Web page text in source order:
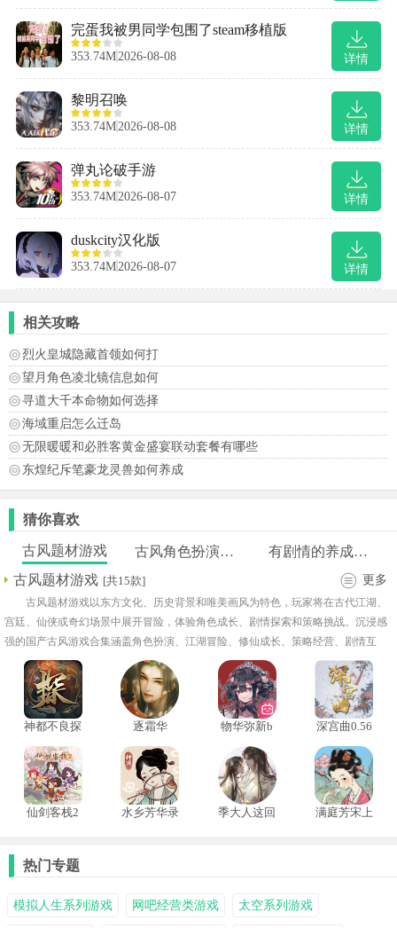
详情
完蛋我被男同学包围了steam移植版
353.74M 2026-08-08
详情
黎明召唤
353.74M 2026-08-08
详情
弹丸论破手游
353.74M 2026-08-07
详情
duskcity汉化版
353.74M 2026-08-07
相关攻略
烈火皇城隐藏首领如何打
望月角色凌北镜信息如何
寻道大千本命物如何选择
海域重启怎么迁岛
无限暖暖和必胜客黄金盛宴联动套餐有哪些
东煌纪斥笔豪龙灵兽如何养成
猜你喜欢
古风题材游戏 古风角色扮演游戏
有剧情的养成游戏
古风题材游戏 [共15款] 更多
古风题材游戏以东方文化、历史背景和唯美画风为特色，玩家将在古代江湖、
宫廷、仙侠或奇幻场景中展开冒险，体验角色成长、剧情探索和策略挑战。沉浸感
强的国产古风游戏合集涵盖角色扮演、江湖冒险、修仙成长、策略经营、剧情互
动、战斗竞技和收集养成等丰富内容。玩家可以进入不同朝代背景或架空世界，扮
演侠客、修行者、将领等角色，通过完成任务、提升实力和探索地图，逐步揭开隐
藏故事。
神都不良探
逐霜华
物华弥新b
深宫曲0.56
仙剑客栈2
水乡芳华录
季大人这回
满庭芳宋上
热门专题
模拟人生系列游戏 网吧经营类游戏 太空系列游戏